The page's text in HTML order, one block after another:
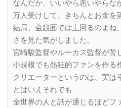
なんだか、いいやら悪いやらな
万人受けして、きちんとお金を
結局、金銭面では上回るのよね
さを見た気がしました。
宮崎駿監督やルーカス監督が苦
小規模でも熱狂的ファンを作る
クリエーターというのは、実は
とはいえそれでも
全世界の人と話が通じるほどフ